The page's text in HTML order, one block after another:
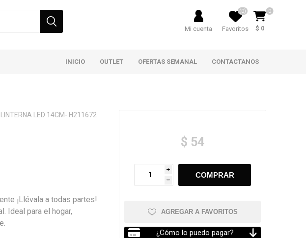
Mi cuenta Favoritos
(0) 0
$ 0
INICIO OUTLET OFERTAS SEMANAL CONTACTANOS
LINTERNA LED 14CM- H211672
¡Llévala a todas partes!
Ideal para el hogar,
$ 54
i
h
AGREGAR A FAVORITOS
¿Cómo lo puedo pagar?